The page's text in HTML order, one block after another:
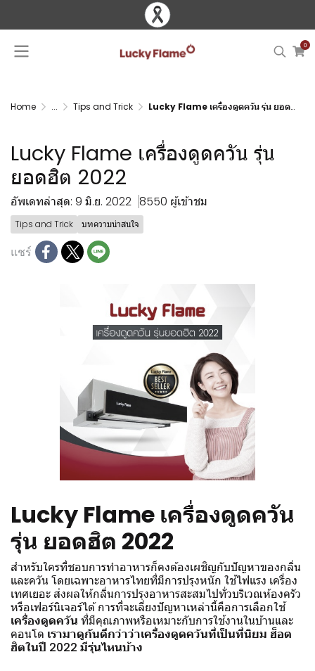
0
Home ... Tips and Trick Lucky Flame เครื่องดูดควัน รุ่น ยอดฮิต 2022
Lucky Flame เครื่องดูดควัน รุ่น
ยอดฮิต 2022
อัพเดทล่าสุด: 9 มิ.ย. 2022 8550 ผู้เข้าชม
Tips and Trick บทความน่าสนใจ
แชร์
Lucky Flame เครื่องดูดควัน
รุ่น ยอดฮิต 2022
สำหรับใครที่ชอบการทำอาหารก็คงต้องเผชิญกับปัญหาของกลิ่น
และควัน โดยเฉพาะอาหารไทยที่มีการปรุงหนัก ใช้ไฟแรง เครื่อง
เทศเยอะ ส่งผลให้กลิ่นการปรุงอาหารสะสมไปทั่วบริเวณห้องครัว
หรือเฟอร์นิเจอร์ได้ การที่จะเลี่ยงปัญหาเหล่านี้คือการเลือกใช้
เครื่องดูดควัน ที่มีคุณภาพหรือเหมาะกับการใช้งานในบ้านและ
คอนโด เรามาดูกันดีกว่าว่าเครื่องดูดควันที่เป็นที่นิยม ฮ็อต
ฮิตในปี 2022 มีรุ่นไหนบ้าง